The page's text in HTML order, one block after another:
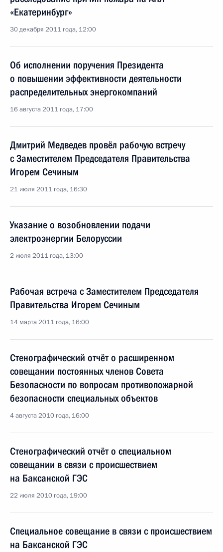
«Екатеринбург»
30 декабря 2011 года, 12:00
Об исполнении поручения Президента
о повышении эффективности деятельности
распределительных энергокомпаний
16 августа 2011 года, 17:00
Дмитрий Медведев провёл рабочую встречу
с Заместителем Председателя Правительства
Игорем Сечиным
21 июля 2011 года, 16:30
Указание о возобновлении подачи
электроэнергии Белоруссии
2 июля 2011 года, 13:00
Рабочая встреча с Заместителем Председателя
Правительства Игорем Сечиным
14 марта 2011 года, 16:00
Стенографический отчёт о расширенном
совещании постоянных членов Совета
Безопасности по вопросам противопожарной
безопасности специальных объектов
4 августа 2010 года, 16:00
Стенографический отчёт о специальном
совещании в связи с происшествием
на Баксанской ГЭС
22 июля 2010 года, 19:00
Специальное совещание в связи с происшествием
на Баксанской ГЭС